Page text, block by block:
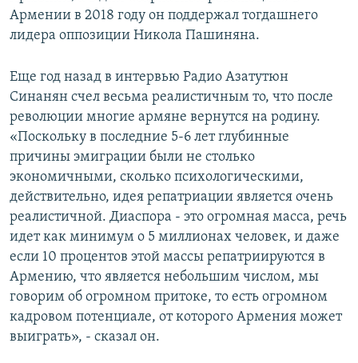
Армении в 2018 году он поддержал тогдашнего
лидера оппозиции Никола Пашиняна.
Еще год назад в интервью Радио Азатутюн
Синанян счел весьма реалистичным то, что после
революции многие армяне вернутся на родину.
«Поскольку в последние 5-6 лет глубинные
причины эмиграции были не столько
экономичными, сколько психологическими,
действительно, идея репатриации является очень
реалистичной. Диаспора - это огромная масса, речь
идет как минимум о 5 миллионах человек, и даже
если 10 процентов этой массы репатриируются в
Армению, что является небольшим числом, мы
говорим об огромном притоке, то есть огромном
кадровом потенциале, от которого Армения может
выиграть», - сказал он.